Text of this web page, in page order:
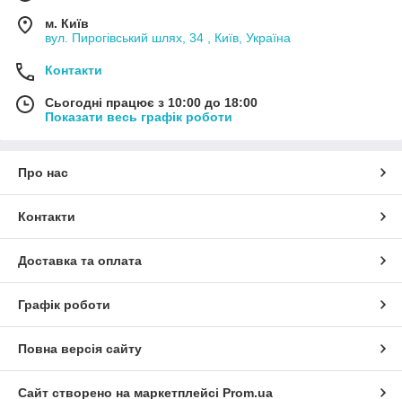
м. Київ
вул. Пирогівський шлях, 34 , Київ, Україна
Контакти
Сьогодні працює з 10:00 до 18:00
Показати весь графік роботи
Про нас
Контакти
Доставка та оплата
Графік роботи
Повна версія сайту
Сайт створено на маркетплейсі Prom.ua